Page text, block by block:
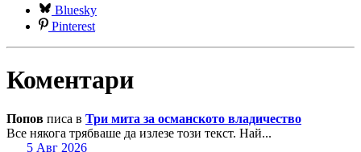
Bluesky
Pinterest
Коментари
Попов писа в Три мита за османското владичество
Все някога трябваше да излезе този текст. Най...
5 Авг 2026